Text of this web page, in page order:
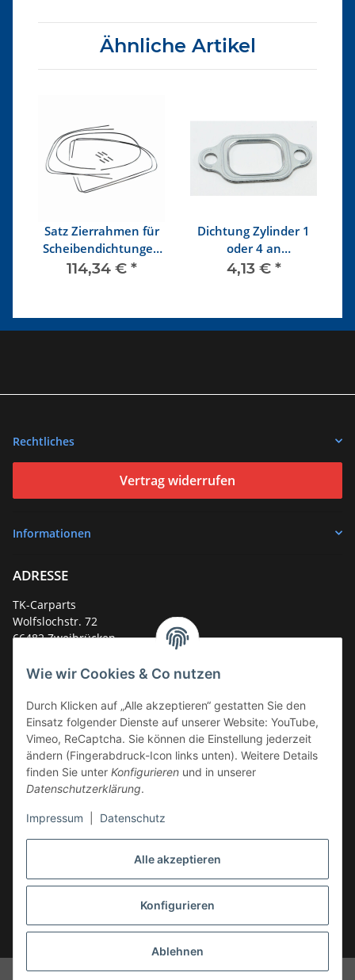
Alle akzeptieren
Konfigurieren
Ablehnen
Wie wir Cookies & Co nutzen
Durch Klicken auf „Alle akzeptieren“ gestatten Sie den
Einsatz folgender Dienste auf unserer Website: YouTube,
Vimeo, ReCaptcha. Sie können die Einstellung jederzeit
ändern (Fingerabdruck-Icon links unten). Weitere Details
finden Sie unter Konfigurieren und in unserer
Datenschutzerklärung.
Impressum Datenschutz
Ähnliche Artikel
Satz Zierrahmen für
Scheibendichtungen
Alu 3/53 - 7/57,
114,34 € *
Dichtung Zylinder 1
oder 4 an
Wärmetauscher
4,13 € *
Rechtliches
Vertrag widerrufen
Informationen
ADRESSE
TK-Carparts
Wolfslochstr. 72
66482 Zweibrücken
Service-Hotline +49 (0)6332 - 48 58 48
E-Mail:mail@tk-carparts.de
Montag-Donnerstag von 13 bis 16 Uhr